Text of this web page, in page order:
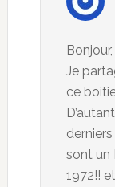
Bonjour,
Je
ce
sont un
1972!!